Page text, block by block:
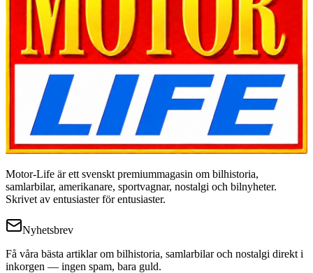
Motor-Life är ett svenskt premiummagasin om bilhistoria,
samlarbilar, amerikanare, sportvagnar, nostalgi och bilnyheter.
Skrivet av entusiaster för entusiaster.
Nyhetsbrev
Få våra bästa artiklar om bilhistoria, samlarbilar och nostalgi direkt i
inkorgen — ingen spam, bara guld.